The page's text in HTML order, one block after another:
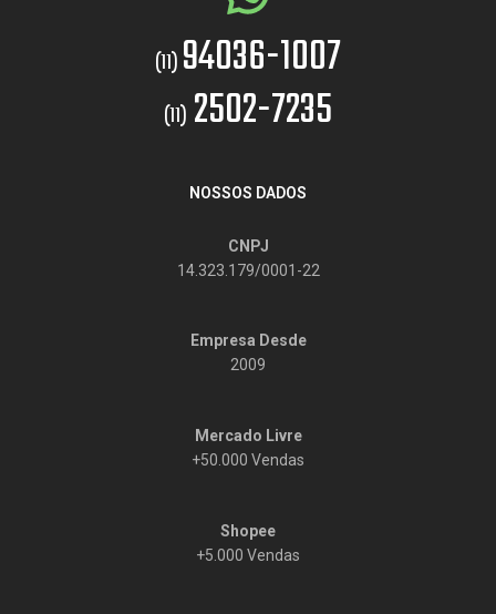
(11) 94036-1007
(11) 2502-7235
NOSSOS DADOS
CNPJ
14.323.179/0001-22
Empresa Desde
2009
Mercado Livre
+50.000 Vendas
Shopee
+5.000 Vendas